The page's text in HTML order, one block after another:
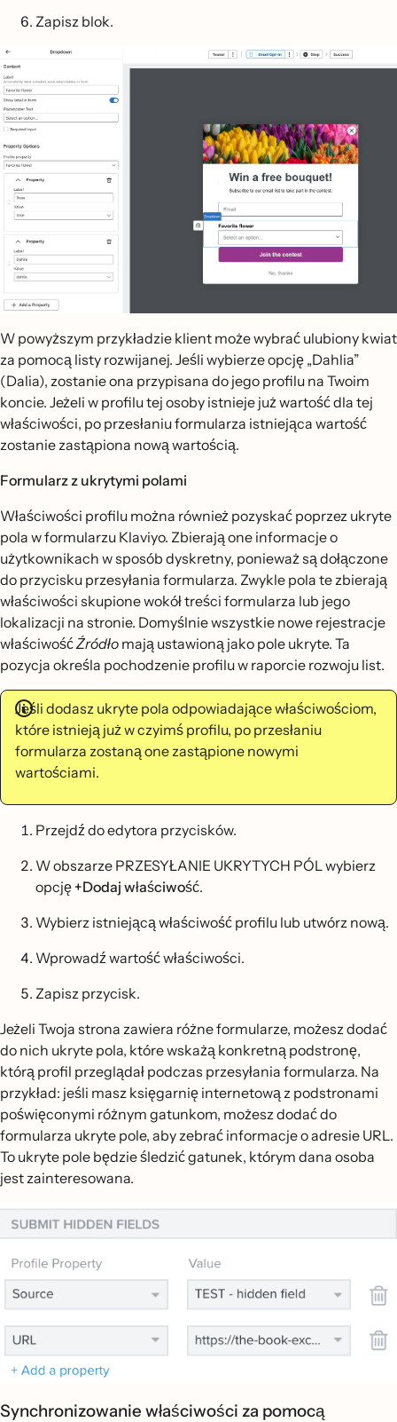
Zapisz blok.
W powyższym przykładzie klient może wybrać ulubiony kwiat
za pomocą listy rozwijanej. Jeśli wybierze opcję „Dahlia”
(Dalia), zostanie ona przypisana do jego profilu na Twoim
koncie. Jeżeli w profilu tej osoby istnieje już wartość dla tej
właściwości, po przesłaniu formularza istniejąca wartość
zostanie zastąpiona nową wartością.
Formularz z ukrytymi polami
Właściwości profilu można również pozyskać poprzez ukryte
pola w formularzu Klaviyo. Zbierają one informacje o
użytkownikach w sposób dyskretny, ponieważ są dołączone
do przycisku przesyłania formularza. Zwykle pola te zbierają
właściwości skupione wokół treści formularza lub jego
lokalizacji na stronie. Domyślnie wszystkie nowe rejestracje
właściwośćŹródło mają ustawioną jako pole ukryte. Ta
pozycja określa pochodzenie profilu w raporcie rozwoju list.
Jeśli dodasz ukryte pola odpowiadające właściwościom,
które istnieją już w czyimś profilu, po przesłaniu
formularza zostaną one zastąpione nowymi
wartościami.
Przejdź do edytora przycisków.
W obszarze PRZESYŁANIE UKRYTYCH PÓL wybierz
opcję +Dodaj właściwość.
Wybierz istniejącą właściwość profilu lub utwórz nową.
Wprowadź wartość właściwości.
Zapisz przycisk.
Jeżeli Twoja strona zawiera różne formularze, możesz dodać
do nich ukryte pola, które wskażą konkretną podstronę,
którą profil przeglądał podczas przesyłania formularza. Na
przykład: jeśli masz księgarnię internetową z podstronami
poświęconymi różnym gatunkom, możesz dodać do
formularza ukryte pole, aby zebrać informacje o adresie URL.
To ukryte pole będzie śledzić gatunek, którym dana osoba
jest zainteresowana.
Synchronizowanie właściwości za pomocą